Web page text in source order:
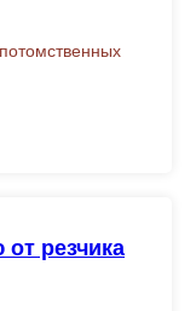
резчика